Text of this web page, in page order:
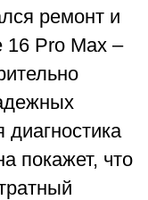
ремонт и
Pro Max –
диагностика
покажет, что